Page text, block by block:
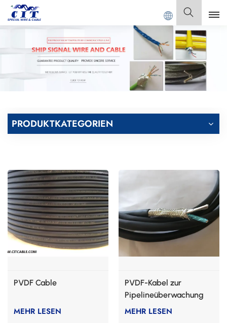
CIT SPECIAL CABLE Co., Ltd. Deutsch
English
Français
Italiano
PRODUKTKATEGORIEN
PVDF Cable
MEHR LESEN
PVDF-Kabel zur
Pipelineüberwachung
MEHR LESEN